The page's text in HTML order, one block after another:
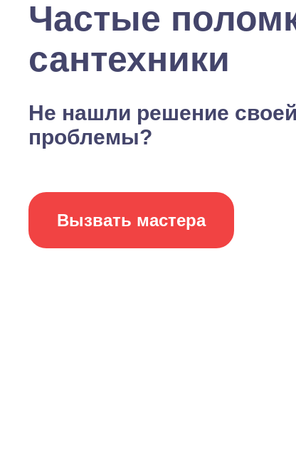
Частые
сантехники
Не нашли решение своей
проблемы?
Вызвать мастера